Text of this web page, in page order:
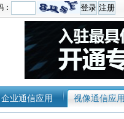
企业通信应用 视像通信应